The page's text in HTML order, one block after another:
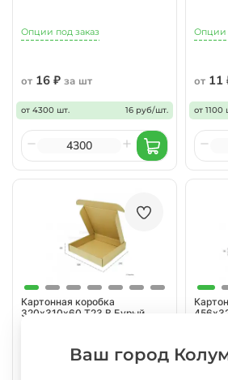
Опции под заказ
от 16 ₽ за шт
от 4300 шт. 16 руб/шт.
Опции
от 11
от 1100
Картонная коробка
320х310х60 Т23 B Бурый
Опции под заказ Опции
Ваш город